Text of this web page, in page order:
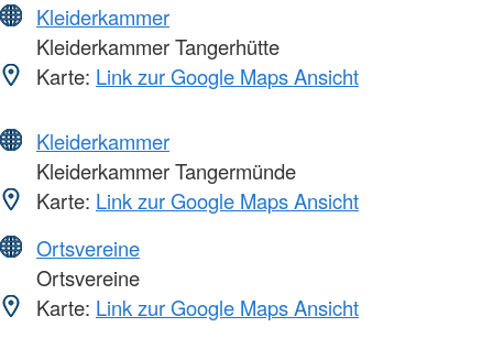
Kleiderkammer
Kleiderkammer Tangerhütte
Karte: Link zur Google Maps Ansicht
Kleiderkammer
Kleiderkammer Tangermünde
Karte: Link zur Google Maps Ansicht
Ortsvereine
Ortsvereine
Karte: Link zur Google Maps Ansicht